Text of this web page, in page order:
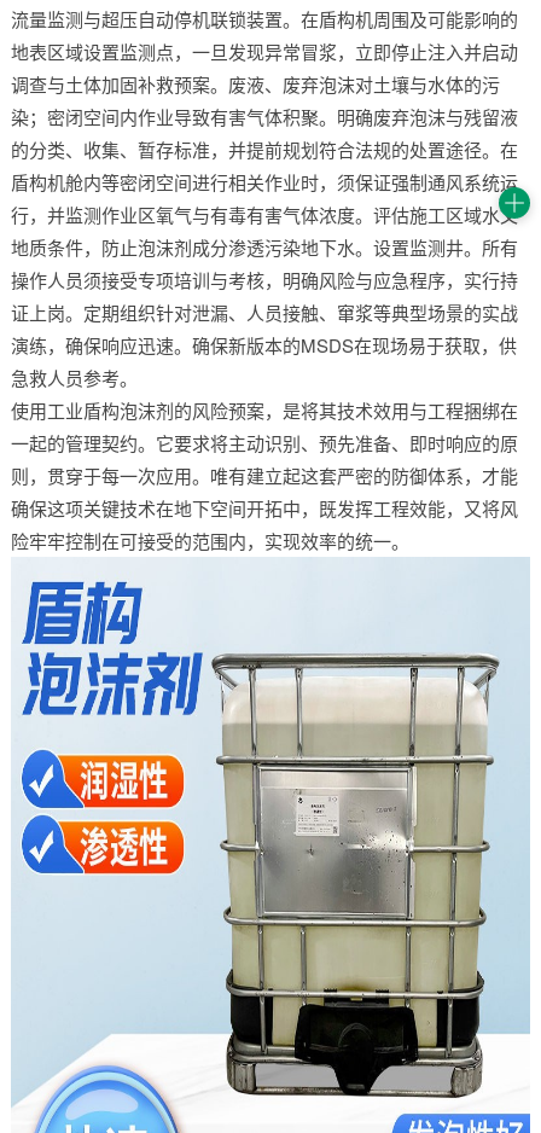
流量监测与超压自动停机联锁装置。在盾构机周围及可能影响的
地表区域设置监测点，一旦发现异常冒浆，立即停止注入并启动
调查与土体加固补救预案。废液、废弃泡沫对土壤与水体的污
染；密闭空间内作业导致有害气体积聚。明确废弃泡沫与残留液
的分类、收集、暂存标准，并提前规划符合法规的处置途径。在
盾构机舱内等密闭空间进行相关作业时，须保证强制通风系统运
行，并监测作业区氧气与有毒有害气体浓度。评估施工区域水文
地质条件，防止泡沫剂成分渗透污染地下水。设置监测井。所有
操作人员须接受专项培训与考核，明确风险与应急程序，实行持
证上岗。定期组织针对泄漏、人员接触、窜浆等典型场景的实战
演练，确保响应迅速。确保新版本的MSDS在现场易于获取，供
急救人员参考。
使用工业盾构泡沫剂的风险预案，是将其技术效用与工程捆绑在
一起的管理契约。它要求将主动识别、预先准备、即时响应的原
则，贯穿于每一次应用。唯有建立起这套严密的防御体系，才能
确保这项关键技术在地下空间开拓中，既发挥工程效能，又将风
险牢牢控制在可接受的范围内，实现效率的统一。